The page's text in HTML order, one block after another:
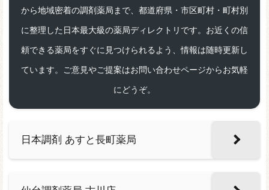
から地域密着の調剤薬局まで、都道府県・市区町村・町村別
に整理した日本最大級の薬局ディレクトリです。お近くの信
頼できる薬局をすぐに見つけられるよう、情報は随時更新し
ています。ご意見やご提案はお問い合わせページからお気軽
にどうぞ。
日本調剤 あすと長町薬局